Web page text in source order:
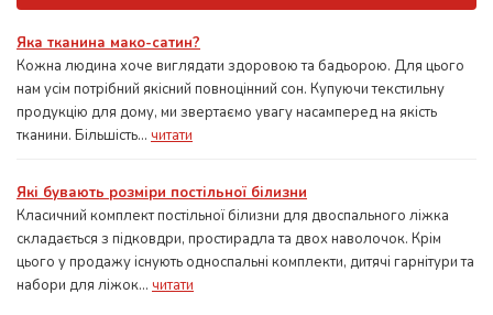
Яка тканина мако-сатин?
Кожна людина хоче виглядати здоровою та бадьорою. Для цього
нам усім потрібний якісний повноцінний сон. Купуючи текстильну
продукцію для дому, ми звертаємо увагу насамперед на якість
тканини. Більшість... читати
Які бувають розміри постільної білизни
Класичний комплект постільної білизни для двоспального ліжка
складається з підковдри, простирадла та двох наволочок. Крім
цього у продажу існують односпальні комплекти, дитячі гарнітури та
набори для ліжок... читати